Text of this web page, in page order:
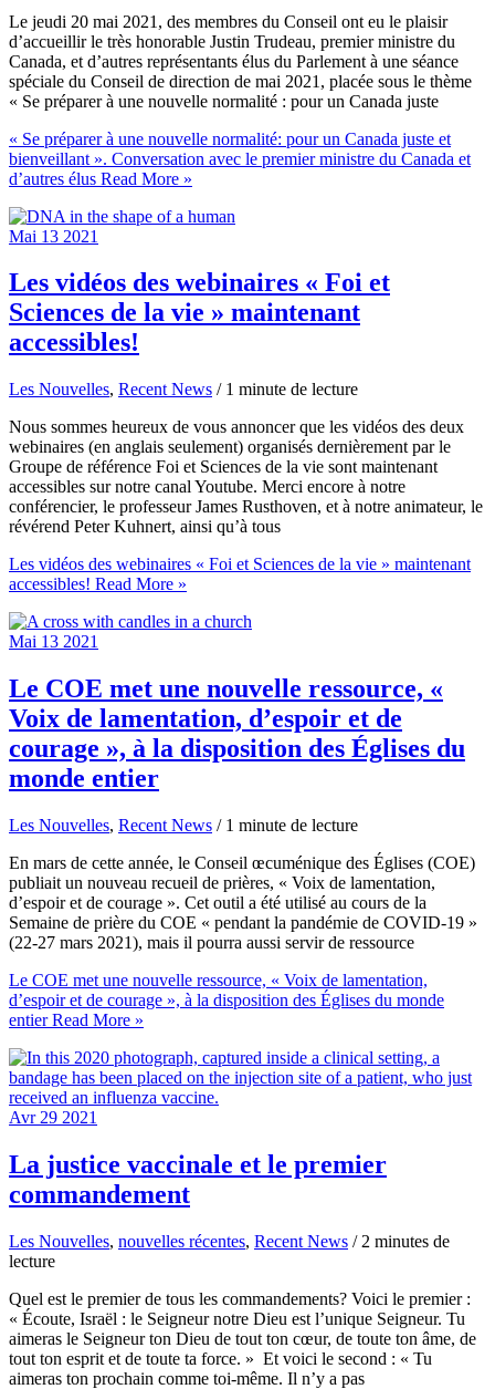
Le jeudi 20 mai 2021, des membres du Conseil ont eu le plaisir
d’accueillir le très honorable Justin Trudeau, premier ministre du
Canada, et d’autres représentants élus du Parlement à une séance
spéciale du Conseil de direction de mai 2021, placée sous le thème
« Se préparer à une nouvelle normalité : pour un Canada juste
« Se préparer à une nouvelle normalité: pour un Canada juste et
bienveillant ». Conversation avec le premier ministre du Canada et
d’autres élus Read More »
Mai 13 2021
Les vidéos des webinaires « Foi et
Sciences de la vie » maintenant
accessibles!
Les Nouvelles, Recent News / 1 minute de lecture
Nous sommes heureux de vous annoncer que les vidéos des deux
webinaires (en anglais seulement) organisés dernièrement par le
Groupe de référence Foi et Sciences de la vie sont maintenant
accessibles sur notre canal Youtube. Merci encore à notre
conférencier, le professeur James Rusthoven, et à notre animateur, le
révérend Peter Kuhnert, ainsi qu’à tous
Les vidéos des webinaires « Foi et Sciences de la vie » maintenant
accessibles! Read More »
Mai 13 2021
Le COE met une nouvelle ressource, «
Voix de lamentation, d’espoir et de
courage », à la disposition des Églises du
monde entier
Les Nouvelles, Recent News / 1 minute de lecture
En mars de cette année, le Conseil œcuménique des Églises (COE)
publiait un nouveau recueil de prières, « Voix de lamentation,
d’espoir et de courage ». Cet outil a été utilisé au cours de la
Semaine de prière du COE « pendant la pandémie de COVID-19 »
(22-27 mars 2021), mais il pourra aussi servir de ressource
Le COE met une nouvelle ressource, « Voix de lamentation,
d’espoir et de courage », à la disposition des Églises du monde
entierRead More »
Avr 29 2021
La justice vaccinale et le premier
commandement
Les Nouvelles, nouvelles récentes, Recent News / 2 minutes de
lecture
Quel est le premier de tous les commandements? Voici le premier :
« Écoute, Israël : le Seigneur notre Dieu est l’unique Seigneur. Tu
aimeras le Seigneur ton Dieu de tout ton cœur, de toute ton âme, de
tout ton esprit et de toute ta force. » Et voici le second : « Tu
aimeras ton prochain comme toi-même. Il n’y a pas